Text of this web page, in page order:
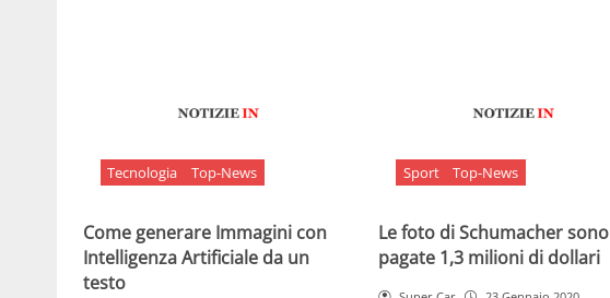
Tecnologia Top-News
Come generare Immagini con
Intelligenza Artificiale da un
testo
Sport Top-News
Le foto di Schumacher sono
pagate 1,3 milioni di dollari